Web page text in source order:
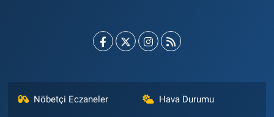
Nöbetçi Eczaneler Hava Durumu